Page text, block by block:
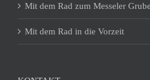
Mit dem Rad zum Messeler
Mit dem Rad in die Vorzeit